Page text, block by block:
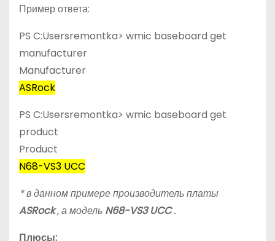
Пример ответа:
PS C:Usersremontka> wmic baseboard get
manufacturer
Manufacturer
ASRock
PS C:Usersremontka> wmic baseboard get
product
Product
N68-VS3 UCC
* в данном примере производитель платы
ASRock, а модель N68-VS3 UCC.
Плюсы: